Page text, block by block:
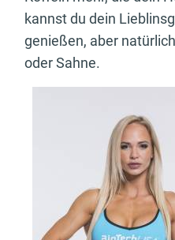
kannst du dein
genießen, aber
oder Sahne.